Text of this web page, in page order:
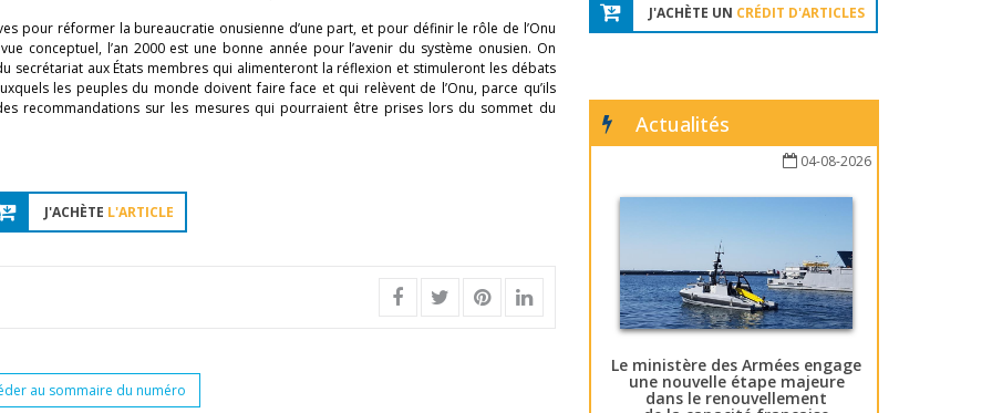
pour réformer la bureaucratie onusienne d’une part, et pour définir le rôle de l’Onu
conceptuel, l’an 2000 est une bonne année pour l’avenir du système onusien. On
secrétariat aux États membres qui alimenteront la réflexion et stimuleront les débats
les peuples du monde doivent faire face et qui relèvent de l’Onu, parce qu’ils
recommandations sur les mesures qui pourraient être prises lors du sommet du
J'ACHÈTE L'ARTICLE
au sommaire du numéro
J'ACHÈTE UN CRÉDIT D'ARTICLES
Actualités
04-08-2026
Le ministère des Armées engage
une nouvelle étape majeure
dans le renouvellement